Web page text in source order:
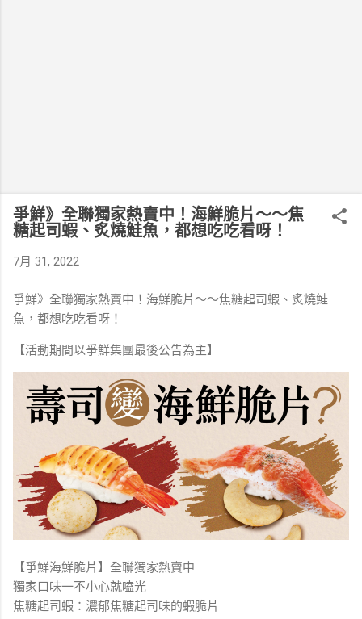
爭鮮》全聯獨家熱賣中！海鮮脆片～～焦
糖起司蝦、炙燒鮭魚，都想吃吃看呀！
7月 31, 2022
爭鮮》全聯獨家熱賣中！海鮮脆片～～焦糖起司蝦、炙燒鮭
魚，都想吃吃看呀！
【活動期間以爭鮮集團最後公告為主】
【爭鮮海鮮脆片】全聯獨家熱賣中
獨家口味一不小心就嗑光
焦糖起司蝦：濃郁焦糖起司味的蝦脆片